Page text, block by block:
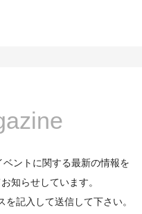
ントに関する最新の情報を
知らせしています。
記入して送信して下さい。